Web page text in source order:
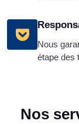
Nous
étape des
Nos